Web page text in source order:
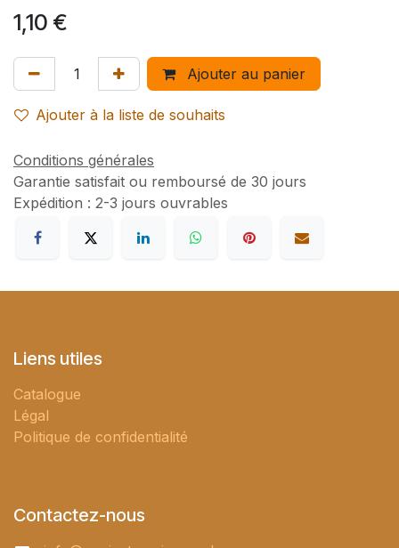
1,10 €
Ajouter au panier
Ajouter à la liste de souhaits
Conditions générales
Garantie satisfait ou remboursé de 30 jours
Expédition : 2-3 jours ouvrables
Liens utiles
Catalogue
Légal
Politique de confidentialité
Contactez-nous